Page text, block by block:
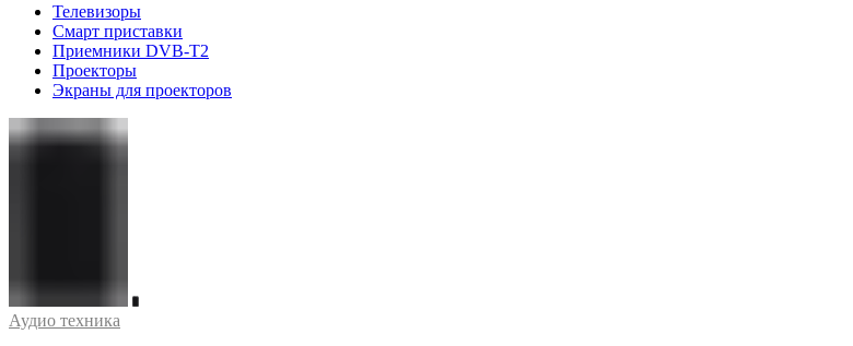
Телевизоры
Смарт приставки
Приемники DVB-T2
Проекторы
Экраны для проекторов
Аудио техника